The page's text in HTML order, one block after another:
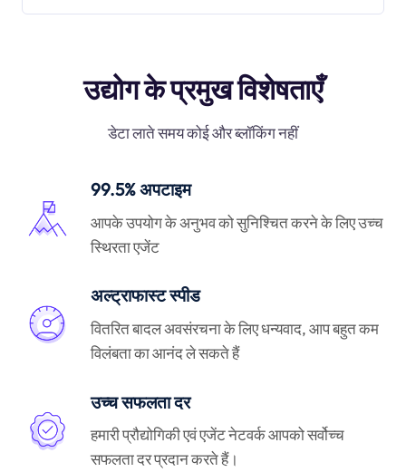
उद्योग के प्रमुख विशेषताएँ
डेटा लाते समय कोई और ब्लॉकिंग नहीं
99.5% अपटाइम
आपके उपयोग के अनुभव को सुनिश्चित करने के लिए उच्च
स्थिरता एजेंट
अल्ट्राफास्ट स्पीड
वितरित बादल अवसंरचना के लिए धन्यवाद, आप बहुत कम
विलंबता का आनंद ले सकते हैं
उच्च सफलता दर
हमारी प्रौद्योगिकी एवं एजेंट नेटवर्क आपको सर्वोच्च
सफलता दर प्रदान करते हैं।